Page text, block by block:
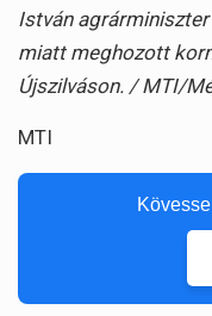
István
miatt meghozott
Újszilváson. / MTI/
MTI